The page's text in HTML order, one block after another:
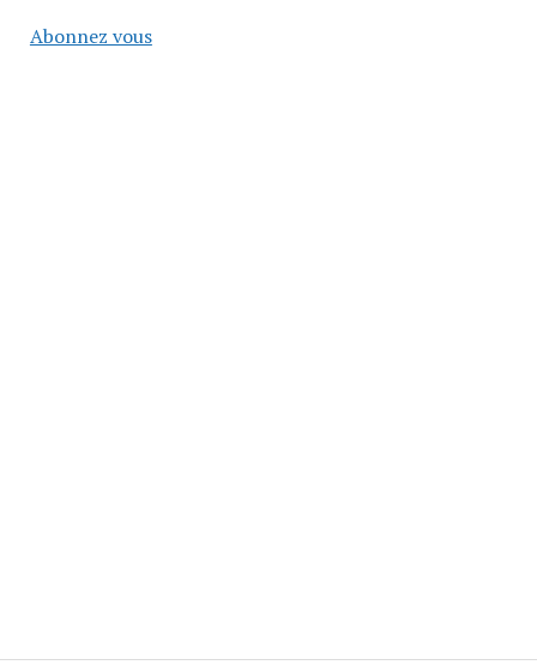
Abonnez vous